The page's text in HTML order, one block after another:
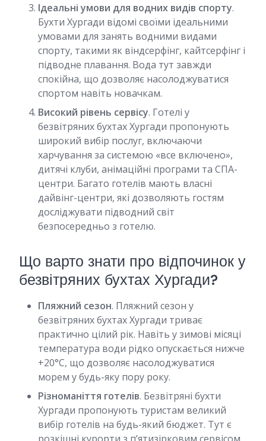
Ідеальні умови для водних видів спорту.
Бухти Хургади відомі своїми ідеальними
умовами для занять водними видами
спорту, такими як віндсерфінг, кайтсерфінг і
підводне плавання. Вода тут завжди
спокійна, що дозволяє насолоджуватися
спортом навіть новачкам.
Високий рівень сервісу. Готелі у
безвітряних бухтах Хургади пропонують
широкий вибір послуг, включаючи
харчування за системою «все включено»,
дитячі клуби, анімаційні програми та СПА-
центри. Багато готелів мають власні
дайвінг-центри, які дозволяють гостям
досліджувати підводний світ
безпосередньо з готелю.
Що варто знати про відпочинок у
безвітряних бухтах Хургади?
Пляжний сезон. Пляжний сезон у
безвітряних бухтах Хургади триває
практично цілий рік. Навіть у зимові місяці
температура води рідко опускається нижче
+20°C, що дозволяє насолоджуватися
морем у будь-яку пору року.
Різноманіття готелів. Безвітряні бухти
Хургади пропонують туристам великий
вибір готелів на будь-який бюджет. Тут є
розкішні курорти з п’ятизірковим сервісом,